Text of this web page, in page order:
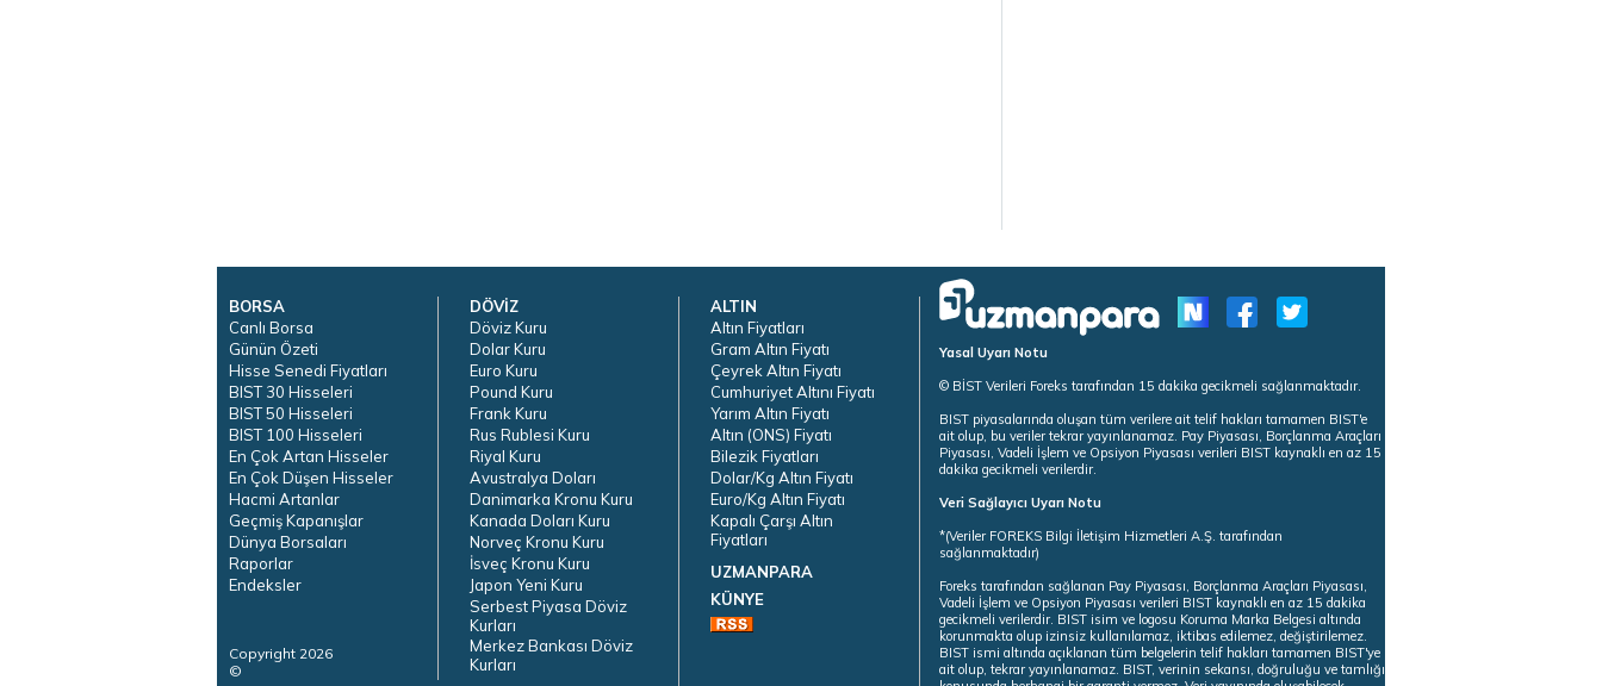
BORSA
Canlı Borsa
Günün Özeti
Hisse Senedi Fiyatları
BIST 30 Hisseleri
BIST 50 Hisseleri
BIST 100 Hisseleri
En Çok Artan Hisseler
En Çok Düşen Hisseler
Hacmi Artanlar
Geçmiş Kapanışlar
Dünya Borsaları
Raporlar
Endeksler
Copyright 2026
©
DÖVİZ
Döviz Kuru
Dolar Kuru
Euro Kuru
Pound Kuru
Frank Kuru
Rus Rublesi Kuru
Riyal Kuru
Avustralya Doları
Danimarka Kronu Kuru
Kanada Doları Kuru
Norveç Kronu Kuru
İsveç Kronu Kuru
Japon Yeni Kuru
Serbest Piyasa Döviz
Kurları
Merkez Bankası Döviz
Kurları
ALTIN
Altın Fiyatları
Gram Altın Fiyatı
Çeyrek Altın Fiyatı
Cumhuriyet Altını Fiyatı
Yarım Altın Fiyatı
Altın (ONS) Fiyatı
Bilezik Fiyatları
Dolar/Kg Altın Fiyatı
Euro/Kg Altın Fiyatı
Kapalı Çarşı Altın
Fiyatları
UZMANPARA
KÜNYE
Yasal Uyarı Notu
© BİST Verileri Foreks tarafından 15 dakika gecikmeli sağlanmaktadır.
BIST piyasalarında oluşan tüm verilere ait telif hakları tamamen BIST'e
ait olup, bu veriler tekrar yayınlanamaz. Pay Piyasası, Borçlanma Araçları
Piyasası, Vadeli İşlem ve Opsiyon Piyasası verileri BIST kaynaklı en az 15
dakika gecikmeli verilerdir.
Veri Sağlayıcı Uyarı Notu
*(Veriler FOREKS Bilgi İletişim Hizmetleri A.Ş. tarafından
sağlanmaktadır)
Foreks tarafından sağlanan Pay Piyasası, Borçlanma Araçları Piyasası,
Vadeli İşlem ve Opsiyon Piyasası verileri BIST kaynaklı en az 15 dakika
gecikmeli verilerdir. BIST isim ve logosu Koruma Marka Belgesi altında
korunmakta olup izinsiz kullanılamaz, iktibas edilemez, değiştirilemez.
BIST ismi altında açıklanan tüm belgelerin telif hakları tamamen BIST'ye
ait olup, tekrar yayınlanamaz. BIST, verinin sekansı, doğruluğu ve tamlığı